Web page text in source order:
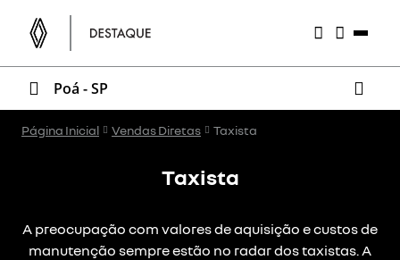
Poá - SP
Página Inicial Vendas Diretas Taxista
Taxista
A preocupação com valores de aquisição e custos de
manutenção sempre estão no radar dos taxistas. A